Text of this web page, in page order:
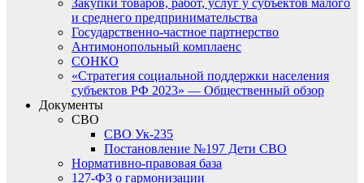
Закупки товаров, работ, услуг у субъектов малого
и среднего предпринимательства
Государственно-частное партнерство
Антимонопольный комплаенс
СОНКО
«Стратегия социальной поддержки населения
субъектов РФ 2023» — Общественный обзор
Документы
СВО
СВО Ук-235
Постановление №197 Дети СВО
Нормативно-правовая база
127-ФЗ о гармонизации